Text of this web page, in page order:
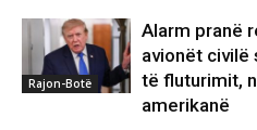
Rajon-Botë
Alarm pranë
avionët civilë
të fluturimit,
amerikanë